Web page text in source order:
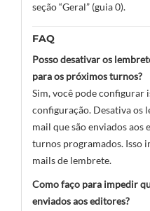
seção “Geral” (guia 0).
FAQ
Posso desativar os
para os próximos turnos?
Sim, você pode configurar
configuração. Desativa os
mail que são enviados aos
turnos programados. Isso
mails de lembrete.
Como faço para impedir
enviados aos editores?